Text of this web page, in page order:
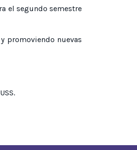
el segundo semestre
promoviendo nuevas